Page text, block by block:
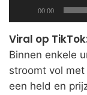
Current
00:00
Viral op
Binnen enkele
stroomt vol
een held en